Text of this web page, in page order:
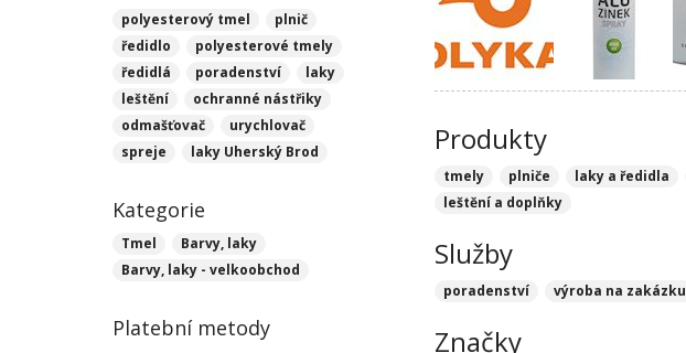
Produkty
tmely plniče laky a ředidla
leštění a doplňky
Služby
poradenství výroba na zakázku
Značky
polyesterový tmel
plnič
ředidlo
polyesterové tmely
ředidlá
poradenství
laky
leštění
ochranné nástřiky
odmašťovač
urychlovač
spreje
laky Uherský Brod
Kategorie
Tmel
Barvy, laky
Barvy, laky - velkoobchod
Platební metody